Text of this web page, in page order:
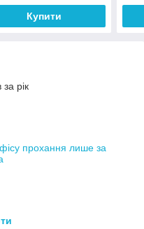
Купити
рік
прохання лише за